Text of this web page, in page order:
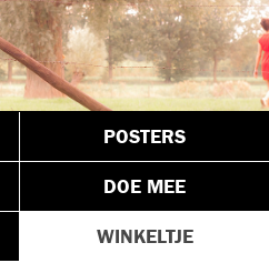
POSTERS
DOE MEE
WINKELTJE